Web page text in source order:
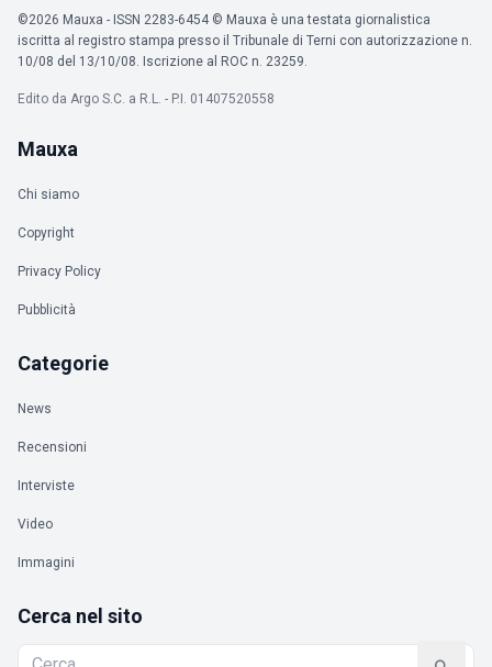
©2026 Mauxa - ISSN 2283-6454 © Mauxa è una testata giornalistica
iscritta al registro stampa presso il Tribunale di Terni con autorizzazione n.
10/08 del 13/10/08. Iscrizione al ROC n. 23259.
Edito da Argo S.C. a R.L. - P.I. 01407520558
Mauxa
Chi siamo
Copyright
Privacy Policy
Pubblicità
Categorie
News
Recensioni
Interviste
Video
Immagini
Cerca nel sito